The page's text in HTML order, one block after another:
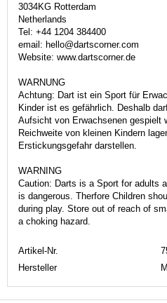
3034KG Rotterdam
Netherlands
Tel: +44 1204 384400
email: hello@dartscorner.com
Website: www.dartscorner.de
WARNUNG
Achtung: Dart ist ein Sport für
Kinder ist es gefährlich. Deshalb
Aufsicht von Erwachsenen gespielt
Reichweite von kleinen Kindern
Erstickungsgefahr darstellen.
WARNING
Caution: Darts is a Sport for adults
is dangerous. Therfore Children
during play. Store out of reach of
a choking hazard.
Artikel-Nr.
Hersteller